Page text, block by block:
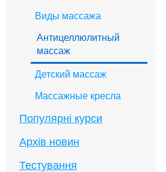
Виды массажа
Антицеллюлитный
массаж
Детский массаж
Массажные кресла
Популярні курси
Архів новин
Тестування